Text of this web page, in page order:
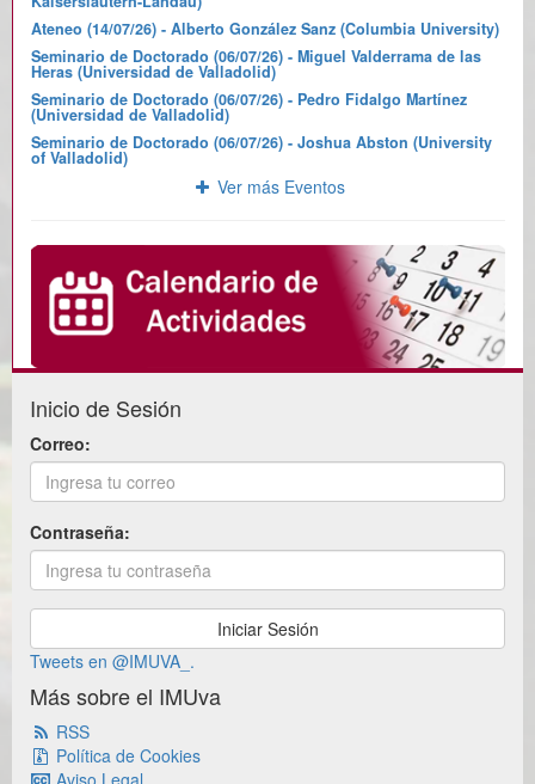
Ateneo (14/07/26) - Alberto González Sanz (Columbia University)
Seminario de Doctorado (06/07/26) - Miguel Valderrama de las
Heras (Universidad de Valladolid)
Seminario de Doctorado (06/07/26) - Pedro Fidalgo Martínez
(Universidad de Valladolid)
Seminario de Doctorado (06/07/26) - Joshua Abston (University
of Valladolid)
Ver más Eventos
Inicio de Sesión
Correo:
Contraseña:
Tweets en @IMUVA_.
Más sobre el IMUva
RSS
Política de Cookies
Aviso Legal